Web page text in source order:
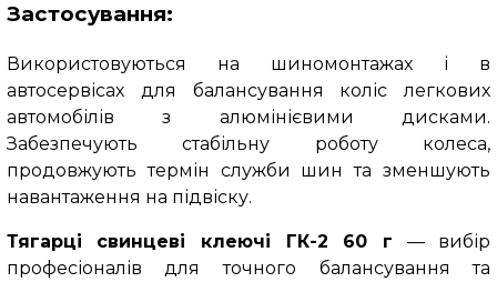
Застосування:
Використовуються на шиномонтажах і в
автосервісах для балансування коліс легкових
автомобілів з алюмінієвими дисками.
Забезпечують стабільну роботу колеса,
продовжують термін служби шин та зменшують
навантаження на підвіску.
Тягарці свинцеві клеючі ГК-2 60 г — вибір
професіоналів для точного балансування та